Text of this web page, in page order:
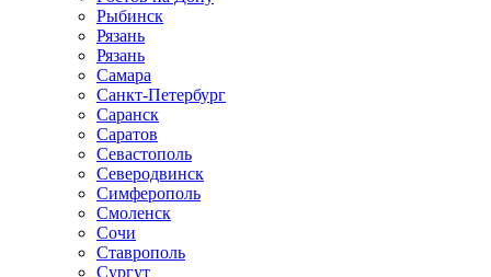
Рыбинск
Рязань
Рязань
Самара
Санкт-Петербург
Саранск
Саратов
Севастополь
Северодвинск
Симферополь
Смоленск
Сочи
Ставрополь
Сургут